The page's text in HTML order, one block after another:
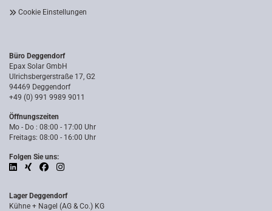
Cookie Einstellungen
Büro Deggendorf
Epax Solar GmbH
Ulrichsbergerstraße 17, G2
94469 Deggendorf
+49 (0) 991 9989 9011
Öffnungszeiten
Mo - Do : 08:00 - 17:00 Uhr
Freitags: 08:00 - 16:00 Uhr
Folgen Sie uns:
Lager Deggendorf
Kühne + Nagel (AG & Co.) KG